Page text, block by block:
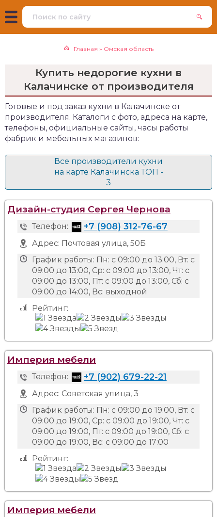
Главная » Омская область
Купить недорогие кухни в
Калачинске от производителя
Готовые и под заказ кухни в Калачинске от
производителя. Каталоги с фото, адреса на карте,
телефоны, официальные сайты, часы работы
фабрик и мебельных магазинов:
Все производители кухни
на карте Калачинска ТОП -
3
Дизайн-студия Сергея Чернова
Телефон: +7 (908) 312-76-67
Адрес: Почтовая улица, 50Б
График работы: Пн: с 09:00 до 13:00, Вт: с
09:00 до 13:00, Ср: с 09:00 до 13:00, Чт: с
09:00 до 13:00, Пт: с 09:00 до 13:00, Сб: с
09:00 до 14:00, Вс: выходной
Рейтинг:
Империя мебели
Телефон: +7 (902) 679-22-21
Адрес: Советская улица, 3
График работы: Пн: с 09:00 до 19:00, Вт: с
09:00 до 19:00, Ср: с 09:00 до 19:00, Чт: с
09:00 до 19:00, Пт: с 09:00 до 19:00, Сб: с
09:00 до 19:00, Вс: с 09:00 до 17:00
Рейтинг:
Империя мебели